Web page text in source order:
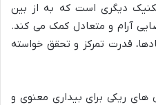
دیگری است که به از بین
آرام و متعادل کمک می کند.
قدرت تمرکز و تحقق خواسته
های ریکی برای بیداری معنوی و